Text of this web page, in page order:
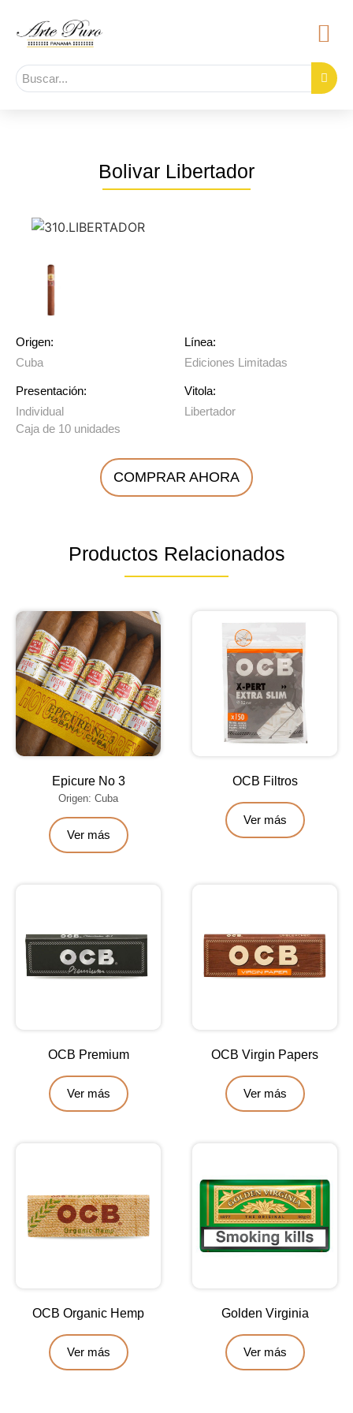
Bolivar Libertador
Origen:
Cuba
Presentación:
Individual
Caja de 10 unidades
Línea:
Ediciones Limitadas
Vitola:
Libertador
COMPRAR AHORA
Productos Relacionados
Epicure No 3
Origen: Cuba
Ver más
OCB Filtros
Ver más
OCB Premium
Ver más
OCB Virgin Papers
Ver más
OCB Organic Hemp
Ver más
Golden Virginia
Ver más